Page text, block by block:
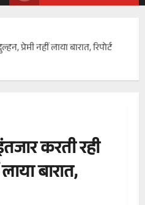
प्रेमी नहीं लाया बारात, रिपोर्ट
करती रही
बारात,